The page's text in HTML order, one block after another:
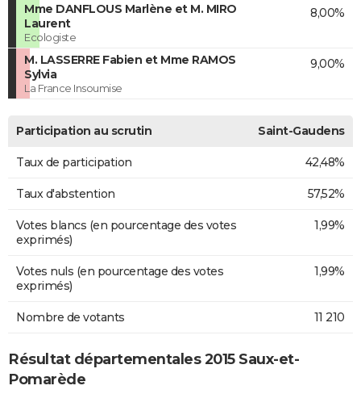
Mme DANFLOUS Marlène et M. MIRO
Laurent
Ecologiste
8,00%
M. LASSERRE Fabien et Mme RAMOS
Sylvia
La France Insoumise
9,00%
Participation au scrutin Saint-Gaudens
Taux de participation 42,48%
Taux d'abstention 57,52%
Votes blancs (en pourcentage des votes
exprimés)
1,99%
Votes nuls (en pourcentage des votes
exprimés)
1,99%
Nombre de votants 11 210
Résultat départementales 2015 Saux-et-
Pomarède